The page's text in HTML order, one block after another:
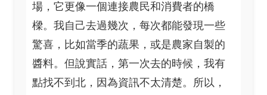
場，它更像一個連接農民和消費者的橋
樑。我自己去過幾次，每次都能發現一些
驚喜，比如當季的蔬果，或是農家自製的
醬料。但說實話，第一次去的時候，我有
點找不到北，因為資訊不太清楚。所以，